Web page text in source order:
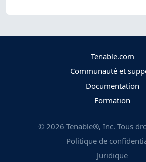
Tenable.com
Communauté et
Documentation
Formation
© 2026 Tenable®, Inc. Tous
Politique de
Juridique